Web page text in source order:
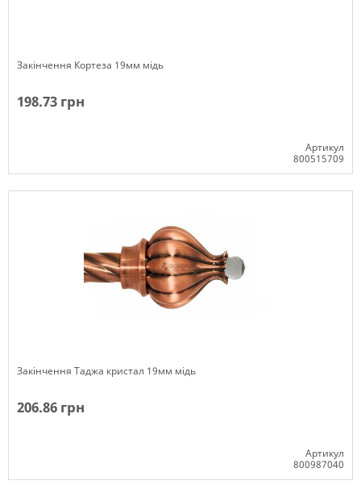
Закінчення Кортеза 19мм мідь
198.73 грн
Артикул
800515709
Закінчення Таджа кристал 19мм мідь
206.86 грн
Артикул
800987040